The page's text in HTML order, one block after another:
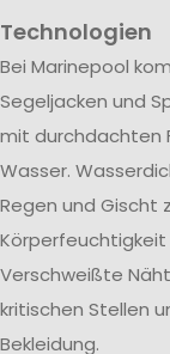
Technologien
Bei Marinepool
Segeljacken und
mit durchdachten
Wasser.
Regen und Gischt
Verschweißte
kritischen Stellen
Bekleidung.